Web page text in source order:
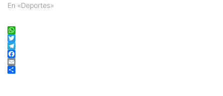
En «Deportes»
WhatsApp
Twitter
Telegram
Facebook
Email